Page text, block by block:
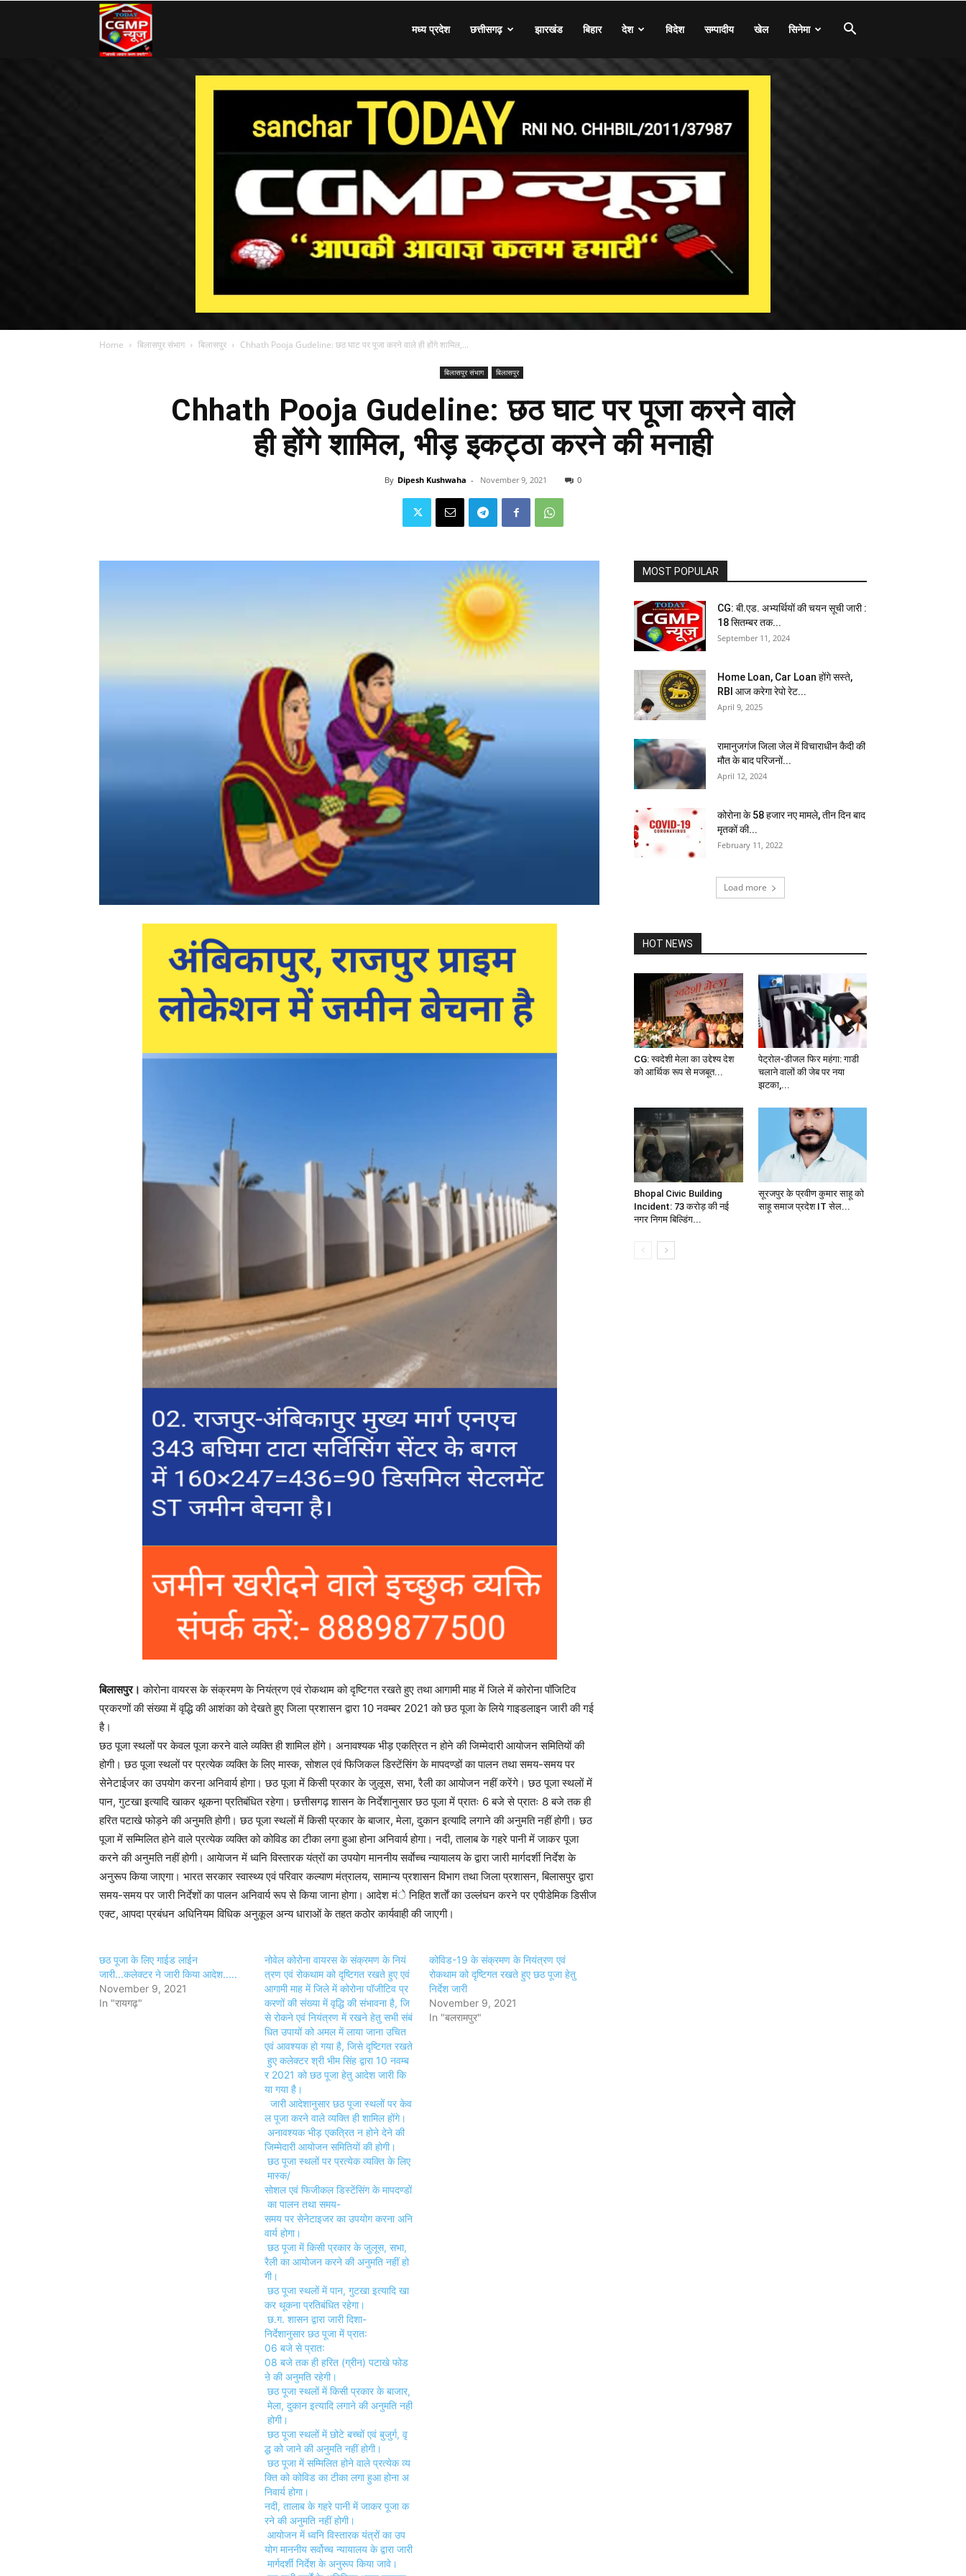
मध्य प्रदेश छत्तीसगढ़ झारखंड बिहार देश विदेश सम्पादीय खेल सिनेमा
Home बिलासपुर संभाग बिलासपुर Chhath Pooja Gudeline: छठ घाट पर पूजा करने वाले ही होंगे शामिल,...
बिलासपुर संभाग बिलासपुर
Chhath Pooja Gudeline: छठ घाट पर पूजा करने वाले
ही होंगे शामिल, भीड़ इकट्ठा करने की मनाही
By Dipesh Kushwaha - November 9, 2021 0
बिलासपुर। कोरोना वायरस के संक्रमण के नियंत्रण एवं रोकथाम को दृष्टिगत रखते हुए तथा आगामी माह में जिले में कोरोना पॉजिटिव
प्रकरणों की संख्या में वृद्धि की आशंका को देखते हुए जिला प्रशासन द्वारा 10 नवम्बर 2021 को छठ पूजा के लिये गाइडलाइन जारी की गई
है।
छठ पूजा स्थलों पर केवल पूजा करने वाले व्यक्ति ही शामिल होंगे। अनावश्यक भीड़ एकत्रित न होने की जिम्मेदारी आयोजन समितियों की
होगी। छठ पूजा स्थलों पर प्रत्येक व्यक्ति के लिए मास्क, सोशल एवं फिजिकल डिस्टेंसिंग के मापदण्डों का पालन तथा समय-समय पर
सेनेटाईजर का उपयोग करना अनिवार्य होगा। छठ पूजा में किसी प्रकार के जुलूस, सभा, रैली का आयोजन नहीं करेंगे। छठ पूजा स्थलों में
पान, गुटखा इत्यादि खाकर थूकना प्रतिबंधित रहेगा। छत्तीसगढ़ शासन के निर्देशानुसार छठ पूजा में प्रातः 6 बजे से प्रातः 8 बजे तक ही
हरित पटाखे फोड़ने की अनुमति होगी। छठ पूजा स्थलों में किसी प्रकार के बाजार, मेला, दुकान इत्यादि लगाने की अनुमति नहीं होगी। छठ
पूजा में सम्मिलित होने वाले प्रत्येक व्यक्ति को कोविड का टीका लगा हुआ होना अनिवार्य होगा। नदी, तालाब के गहरे पानी में जाकर पूजा
करने की अनुमति नहीं होगी। आयेाजन में ध्वनि विस्तारक यंत्रों का उपयोग माननीय सर्वाेच्च न्यायालय के द्वारा जारी मार्गदर्शी निर्देश के
अनुरूप किया जाएगा। भारत सरकार स्वास्थ्य एवं परिवार कल्याण मंत्रालय, सामान्य प्रशासन विभाग तथा जिला प्रशासन, बिलासपुर द्वारा
समय-समय पर जारी निर्देशों का पालन अनिवार्य रूप से किया जाना होगा। आदेश मंे निहित शर्ताें का उल्लंघन करने पर एपीडेमिक डिसीज
एक्ट, आपदा प्रबंधन अधिनियम विधिक अनुकूल अन्य धाराओं के तहत कठोर कार्यवाही की जाएगी।
छठ पूजा के लिए गाईड लाईन
जारी...कलेक्टर ने जारी किया आदेश.....
November 9, 2021
In "रायगढ़"
नोवेल कोरोना वायरस के संक्रमण के नियं
त्रण एवं रोकथाम को दृष्टिगत रखते हुए एवं
आगामी माह में जिले में कोरोना पॉजीटिव प्र
करणों की संख्या में वृद्धि की संभावना है, जि
से रोकने एवं नियंत्रण में रखने हेतु सभी संबं
धित उपायों को अमल में लाया जाना उचित
एवं आवश्यक हो गया है, जिसे दृष्टिगत रखते
हुए कलेक्टर श्री भीम सिंह द्वारा 10 नवम्ब
र 2021 को छठ पूजा हेतु आदेश जारी कि
या गया है।
जारी आदेशानुसार छठ पूजा स्थलों पर केव
ल पूजा करने वाले व्यक्ति ही शामिल होंगे।
अनावश्यक भीड़ एकत्रित न होने देने की
जिम्मेदारी आयोजन समितियों की होगी।
छठ पूजा स्थलों पर प्रत्येक व्यक्ति के लिए
मास्क/
सोशल एवं फिजीकल डिस्टेंसिंग के मापदण्डों
का पालन तथा समय-
समय पर सेनेटाइजर का उपयोग करना अनि
वार्य होगा।
छठ पूजा में किसी प्रकार के जुलूस, सभा,
रैली का आयोजन करने की अनुमति नहीं हो
गी।
छठ पूजा स्थलों में पान, गुटखा इत्यादि खा
कर थूकना प्रतिबंधित रहेगा।
छ.ग. शासन द्वारा जारी दिशा-
निर्देशानुसार छठ पूजा में प्रात:
06 बजे से प्रात:
08 बजे तक ही हरित (ग्रीन) पटाखे फोड
ऩे की अनुमति रहेगी।
छठ पूजा स्थलों में किसी प्रकार के बाजार,
मेला, दुकान इत्यादि लगाने की अनुमति नहीं
होगी।
छठ पूजा स्थलों में छोटे बच्चों एवं बुजुर्ग, वृ
द्ध को जाने की अनुमति नहीं होगी।
छठ पूजा में सम्मिलित होने वाले प्रत्येक व्य
क्ति को कोविड का टीका लगा हुआ होना अ
निवार्य होगा।
नदी, तालाब के गहरे पानी में जाकर पूजा क
रने की अनुमति नहीं होगी।
आयोजन में ध्वनि विस्तारक यंत्रों का उप
योग माननीय सर्वोच्च न्यायालय के द्वारा जारी
मार्गदर्शी निर्देश के अनुरूप किया जावे।
कोविड-19 के संक्रमण के नियंत्रण एवं
रोकथाम को दृष्टिगत रखते हुए छठ पूजा हेतु
निर्देश जारी
November 9, 2021
In "बलरामपुर"
MOST POPULAR
CG: बी.एड. अभ्यर्थियों की चयन सूची जारी :
18 सितम्बर तक...
September 11, 2024
Home Loan, Car Loan होंगे सस्ते,
RBI आज करेगा रेपो रेट...
April 9, 2025
रामानुजगंज जिला जेल में विचाराधीन कैदी की
मौत के बाद परिजनों...
April 12, 2024
कोरोना के 58 हजार नए मामले, तीन दिन बाद
मृतकों की...
February 11, 2022
Load more
HOT NEWS
CG: स्वदेशी मेला का उद्देश्य देश
को आर्थिक रूप से मजबूत...
पेट्रोल-डीजल फिर महंगा: गाडी
चलाने वालों की जेब पर नया
झटका,...
Bhopal Civic Building
Incident: 73 करोड़ की नई
नगर निगम बिल्डिंग...
सूरजपुर के प्रवीण कुमार साहू को
साहू समाज प्रदेश IT सेल...